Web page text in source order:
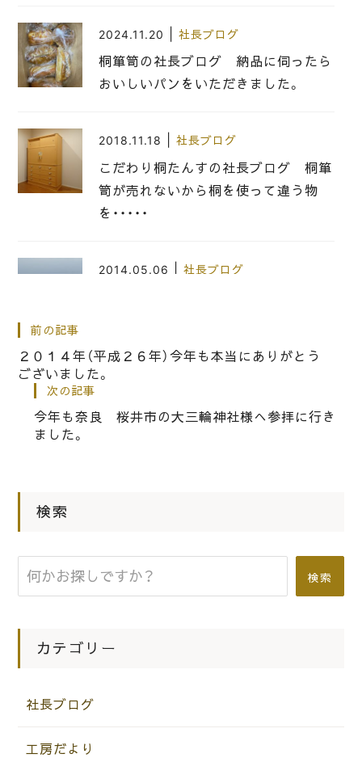
2024.11.20 社長ブログ
桐箪笥の社長ブログ 納品に伺ったら
おいしいパンをいただきました。
2018.11.18 社長ブログ
こだわり桐たんすの社長ブログ 桐箪
笥が売れないから桐を使って違う物
を・・・・・
2014.05.06 社長ブログ
2021.05.08
唯一 「大阪泉州桐箪笥の初音の桐箪
とうございます。
前の記事
２０１４年（平成２６年）今年も本当にありがとう
ございました。
次の記事
今年も奈良 桜井市の大三輪神社様へ参拝に行き
ました。
検索
検索
カテゴリー
社長ブログ
工房だより